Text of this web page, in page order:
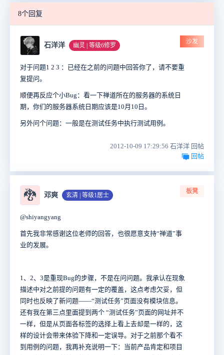
8个回复
石洋洋 幽灵 | 等级6修罗
沙发
对于问题1 2 3 ：已经在之前的问题中回答你了，请不要重
复提问。
顺便再反应个小Bug：看一下禅道所在的服务器的系统日
期，你们的服务器系统日期应该是10月10日。
另外问个问题：一般是在测试任务中执行测试用例。
2012-10-09 17:29:56 石洋洋 回帖
回帖
🐉 邓爽 玄清 | 等级1居士
板凳
@shiyangyang
首先我非常感谢这位老师的回答，也很愿意支持“禅道”事
业的发展。
1、2、3是重现Bug的步骤，不是在问问题。我承认在现象
描述中对之前提的问题有一定的覆盖，这点考虑欠妥，但
同时也反映了新问题——“测试任务”页面没有模块信息。
还有我在第三点里面提到两个 “测试任务”页面的网址并不
一样，但是从页面各标签的选择上看上去却是一样的，这
样的设计会带来体验下降和一定误导。对于之前那个看不
到用例的问题，我再补充说明一下：当前产品肯定和项目